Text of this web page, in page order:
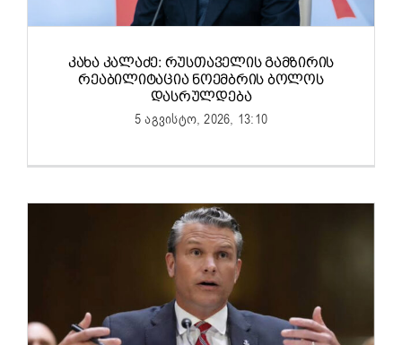
ᲙᲐᲮᲐ ᲙᲐᲚᲐᲫᲔ: ᲠᲣᲡᲗᲐᲕᲔᲚᲘᲡ ᲒᲐᲛᲖᲘᲠᲘᲡ
ᲠᲔᲐᲑᲘᲚᲘᲢᲐᲪᲘᲐ ᲜᲝᲔᲛᲑᲠᲘᲡ ᲑᲝᲚᲝᲡ
ᲓᲐᲡᲠᲣᲚᲓᲔᲑᲐ
5 აგვისტო, 2026, 13:10